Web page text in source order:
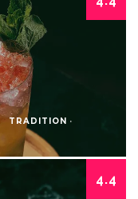
TRADITION ·
4.4